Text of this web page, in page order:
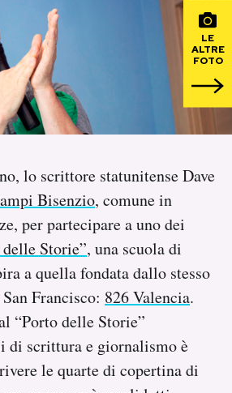
LE
ALTRE
FOTO
lo scrittore statunitense Dave
Bisenzio, comune in
per partecipare a uno dei
Storie”, una scuola di
a quella fondata dallo stesso
Francisco: 826 Valencia.
“Porto delle Storie”
di scrittura e giornalismo è
le quarte di copertina di